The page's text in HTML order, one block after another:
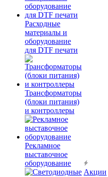
Расходные
материалы и
оборудование
для DTF печати
Трансформаторы
(блоки питания)
и контроллеры
Рекламное
выставочное
оборудование
Акции